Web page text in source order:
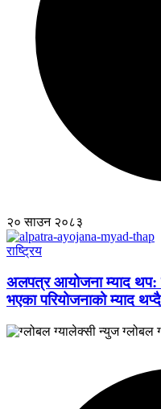
२० साउन २०८३
राष्ट्रिय
अलपत्र आयोजना म्याद थप:
भएका परियोजनाको म्याद थप्दै
ग्लोबल